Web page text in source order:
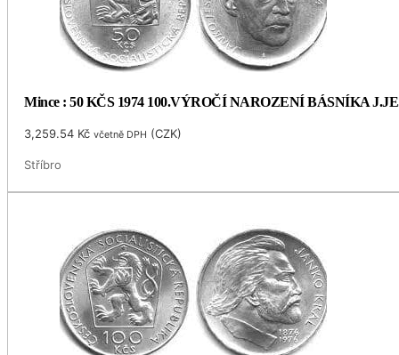
Mince : 50 KČS 1974 100.VÝROČÍ NAROZENÍ BÁSNÍKA
3,259.54 Kč včetně DPH (CZK)
Stříbro